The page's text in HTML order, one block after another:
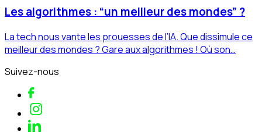
Les algorithmes : “un meilleur des mondes” ?
La tech nous vante les prouesses de l’IA. Que dissimule ce
meilleur des mondes ? Gare aux algorithmes ! Où son…
Suivez-nous